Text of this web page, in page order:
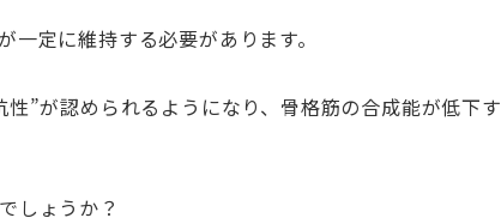
定に維持する必要があります。
”が認められるようになり、骨格筋の合成能が低下す
しょうか？